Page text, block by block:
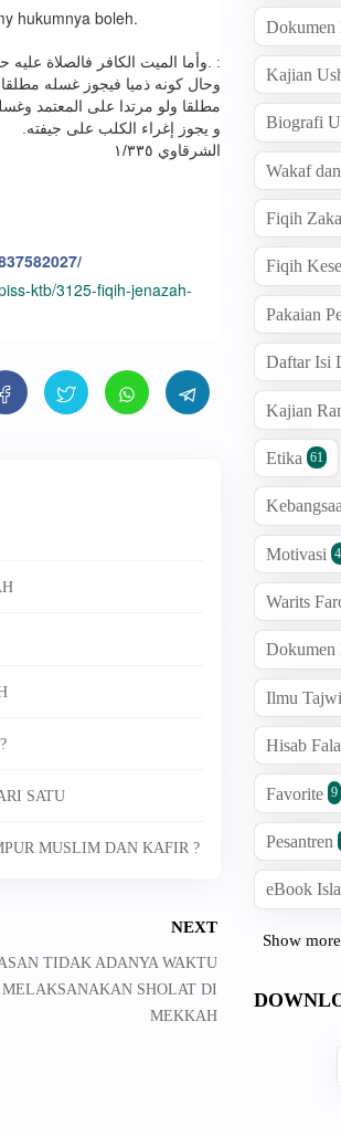
hukumnya boleh.
: .وأما الميت الكافر فالصلاة
مطلقا ولو مرتدا على المعتمد
و يجوز إغراء الكلب على جيفته.
الشرقاوي ١/٣٣٥
ktb/3125-fiqih-jenazah-
SATU
MUSLIM DAN KAFIR ?
NEXT
TIDAK ADANYA WAKTU
SHOLAT DI
MEKKAH
Dokumen
Kajian
Biografi
Wakaf
Fiqih
Fiqih
Pakaian
Daftar Isi
Kajian
Etika 61
Motivasi
Warits
Dokumen
Ilmu
Hisab
Favorite 9
Pesantren
eBook
Show